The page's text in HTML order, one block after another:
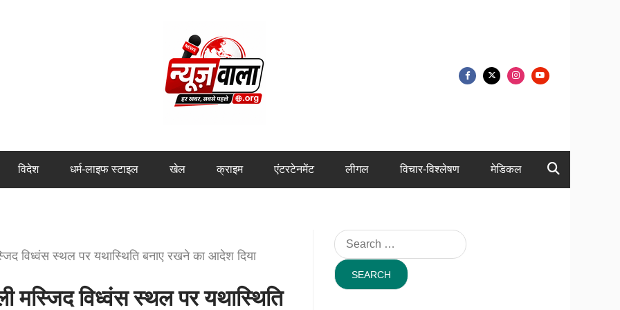
विदेश धर्म-लाइफ स्टाइल खेल क्राइम एंटरटेनमेंट लीगल विचार-विश्लेषण मेडिकल
विध्वंस स्थल पर यथास्थिति बनाए रखने का आदेश दिया
विध्वंस स्थल पर यथास्थिति
Search
for: